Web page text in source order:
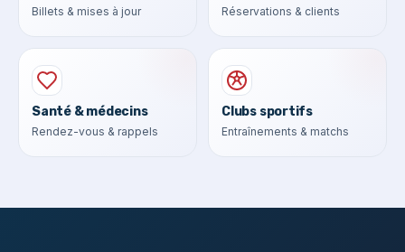
Billets & mises à jour Réservations & clients
Santé & médecins
Rendez-vous & rappels
Clubs sportifs
Entraînements & matchs